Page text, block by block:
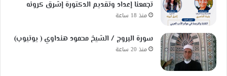
تجمعنا إعداد وتقديم الدكتورة إشرق كرونه
منذ 18 ساعة
سورة البروج / الشيخ محمود هنداوي ( يوتيوب)
منذ 20 ساعة